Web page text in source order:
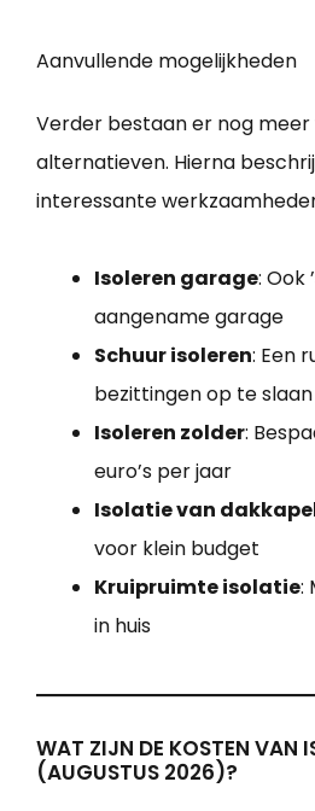
Aanvullende mogelijkheden
Verder bestaan er nog
alternatieven. Hierna
interessante
Isoleren garage: Ook
aangename garage
Schuur isoleren: Een
bezittingen op te slaan
Isoleren zolder:
euro’s per jaar
Isolatie van
voor klein budget
Kruipruimte isolatie:
in huis
WAT ZIJN DE KOSTEN VAN
(AUGUSTUS 2026)?